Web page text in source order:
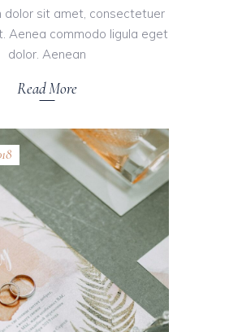
dolor sit amet, consectetuer
Aenea commodo ligula eget
dolor. Aenean
Read More